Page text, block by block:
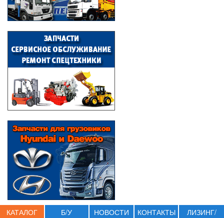
КАТАЛОГ Б/У НОВОСТИ КОНТАКТЫ ЛИЗИНГ/